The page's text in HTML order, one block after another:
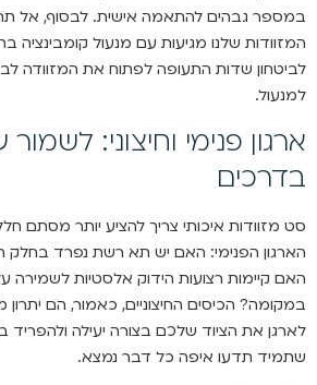
במספר גבהים להתאמה אישית. לבסוף, אל
לביטחון שדות התעופה לפתוח את המזוודה
למנעול.
ארגון פנימי וחיצוני:
בדרכים
סט מזוודות איכותי צריך להציע יותר מסתם
הארגון הפנימי: האם יש תא רשת נפרד בחלק
האם קיימות רצועות הידוק אלסטיות לשמירה
במקומה? הכיסים החיצוניים, כאמור, הם
לארגן את הציוד שלכם בצורה יעילה ולהפריד
שתמיד תדעו איפה כל דבר נמצא.